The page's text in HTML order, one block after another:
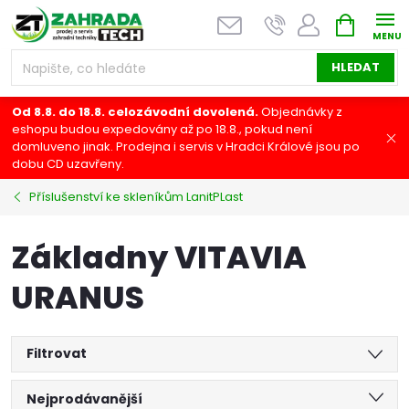
Přejít
na
obsah
HLEDAT
NÁKUPNÍ
KOŠÍK
Od 8.8. do 18.8. celozávodní dovolená.Objednávky z
eshopu budou expedovány až po 18.8., pokud není
domluveno jinak. Prodejna i servis v Hradci Králové jsou po
dobu CD uzavřeny.
Příslušenství ke skleníkům LanitPLast
Základny VITAVIA
URANUS
Filtrovat
Nejprodávanější